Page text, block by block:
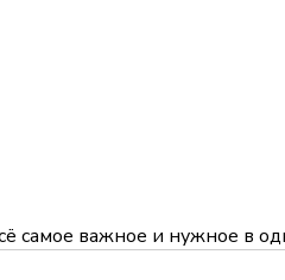
самое важное и нужное в